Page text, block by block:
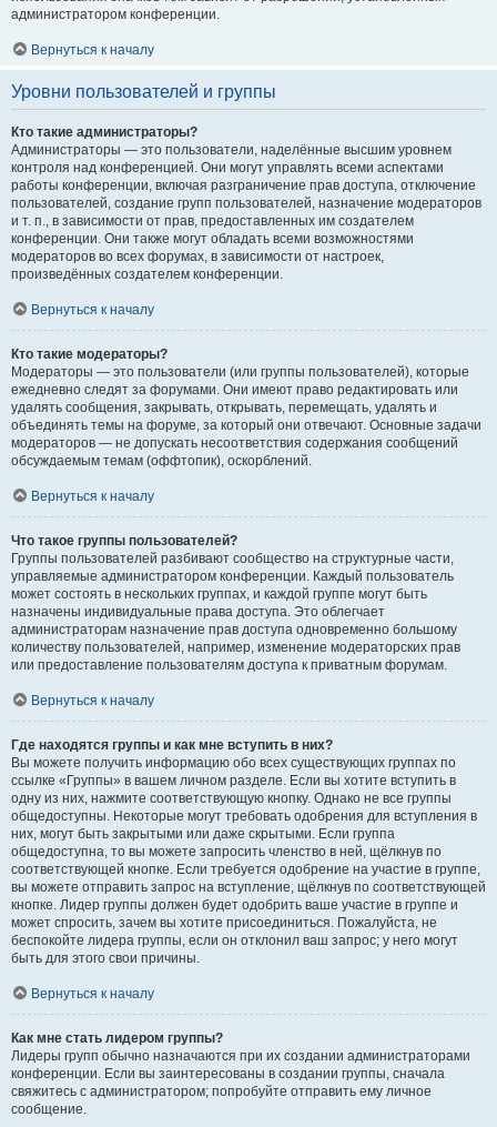
администратором конференции.
Вернуться к началу
Уровни пользователей и группы
Кто такие администраторы?
Администраторы — это пользователи, наделённые высшим уровнем
контроля над конференцией. Они могут управлять всеми аспектами
работы конференции, включая разграничение прав доступа, отключение
пользователей, создание групп пользователей, назначение модераторов
и т. п., в зависимости от прав, предоставленных им создателем
конференции. Они также могут обладать всеми возможностями
модераторов во всех форумах, в зависимости от настроек,
произведённых создателем конференции.
Вернуться к началу
Кто такие модераторы?
Модераторы — это пользователи (или группы пользователей), которые
ежедневно следят за форумами. Они имеют право редактировать или
удалять сообщения, закрывать, открывать, перемещать, удалять и
объединять темы на форуме, за который они отвечают. Основные задачи
модераторов — не допускать несоответствия содержания сообщений
обсуждаемым темам (оффтопик), оскорблений.
Вернуться к началу
Что такое группы пользователей?
Группы пользователей разбивают сообщество на структурные части,
управляемые администратором конференции. Каждый пользователь
может состоять в нескольких группах, и каждой группе могут быть
назначены индивидуальные права доступа. Это облегчает
администраторам назначение прав доступа одновременно большому
количеству пользователей, например, изменение модераторских прав
или предоставление пользователям доступа к приватным форумам.
Вернуться к началу
Где находятся группы и как мне вступить в них?
Вы можете получить информацию обо всех существующих группах по
ссылке «Группы» в вашем личном разделе. Если вы хотите вступить в
одну из них, нажмите соответствующую кнопку. Однако не все группы
общедоступны. Некоторые могут требовать одобрения для вступления в
них, могут быть закрытыми или даже скрытыми. Если группа
общедоступна, то вы можете запросить членство в ней, щёлкнув по
соответствующей кнопке. Если требуется одобрение на участие в группе,
вы можете отправить запрос на вступление, щёлкнув по соответствующей
кнопке. Лидер группы должен будет одобрить ваше участие в группе и
может спросить, зачем вы хотите присоединиться. Пожалуйста, не
беспокойте лидера группы, если он отклонил ваш запрос; у него могут
быть для этого свои причины.
Вернуться к началу
Как мне стать лидером группы?
Лидеры групп обычно назначаются при их создании администраторами
конференции. Если вы заинтересованы в создании группы, сначала
свяжитесь с администратором; попробуйте отправить ему личное
сообщение.